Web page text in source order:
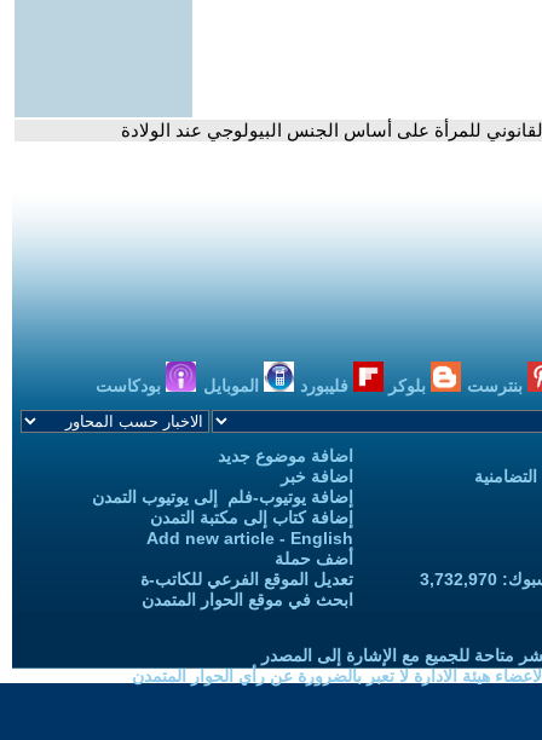
للمرأة على أساس الجنس البيولوجي عند الولادة
بنترست بلوكر فليبورد الموبايل بودكاست
اضافة موضوع جديد
اضافة خبر
إضافة يوتيوب-فلم إلى يوتيوب التمدن
إضافة كتاب إلى مكتبة التمدن
Add new article - English
أضف حملة
تعديل الموقع الفرعي للكاتب-ة
ابحث في موقع الحوار المتمدن
متاحة للجميع مع الإشارة إلى المصدر
هيئة الادارة لا تعبر بالضرورة عن رأي الحوار المتمدن